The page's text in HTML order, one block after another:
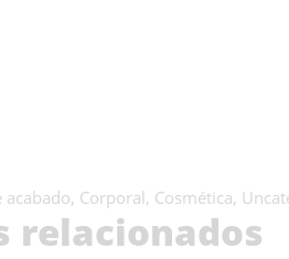
, Corporal, Cosmética,
relacionados